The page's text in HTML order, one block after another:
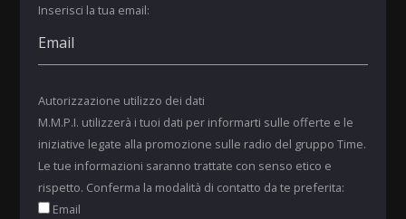
Inserisci la tua email:
Autorizzazione utilizzo dei dati
M.M.P.I. utilizzerà i tuoi dati per informarti sulle offerte e le
iniziative legate alla promozione sulle radio del gruppo Time.
Le tue informazioni saranno trattate con senso etico e
rispetto. Conferma la modalità di contatto da te preferita:
Email